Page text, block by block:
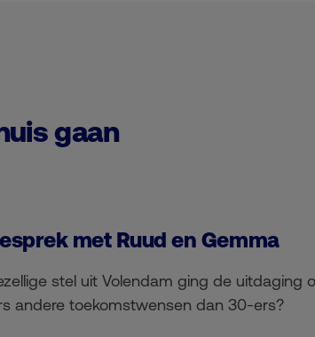
gaan
met Ruud en Gemma
stel uit Volendam ging de uitdaging
andere toekomstwensen dan 30-ers?